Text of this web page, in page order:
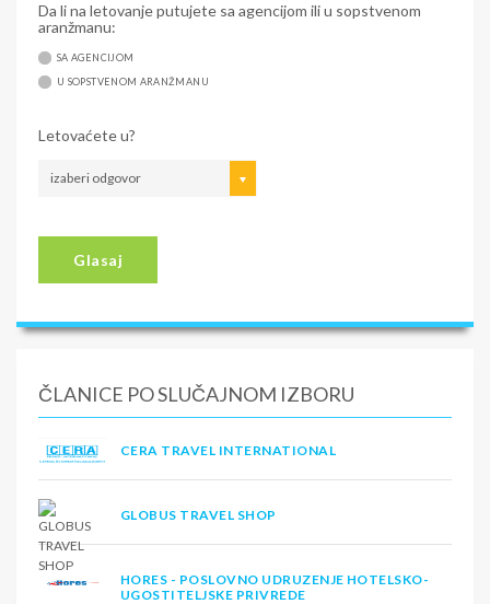
Da li na letovanje putujete sa agencijom ili u sopstvenom
aranžmanu:
SA AGENCIJOM
U SOPSTVENOM ARANŽMANU
Letovaćete u?
izaberi odgovor
Glasaj
ČLANICE PO SLUČAJNOM IZBORU
CERA TRAVEL INTERNATIONAL
GLOBUS TRAVEL SHOP
HORES - POSLOVNO UDRUZENJE HOTELSKO-
UGOSTITELJSKE PRIVREDE